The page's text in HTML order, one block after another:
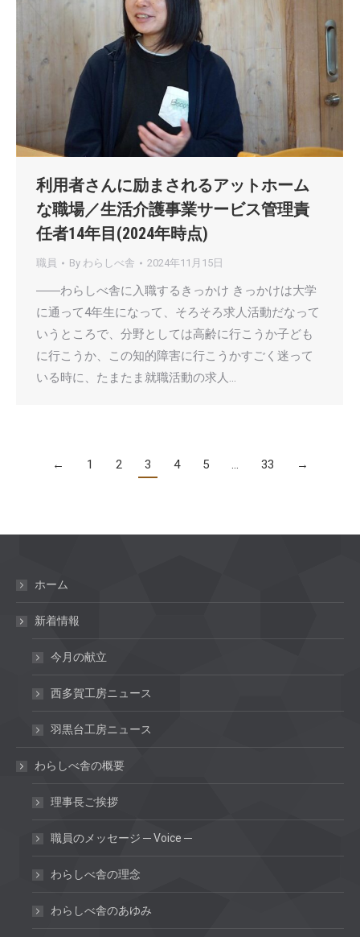
利用者さんに励まされるアットホーム
な職場／生活介護事業サービス管理責
任者14年目(2024年時点)
職員 By わらしべ舎 2024年11月15日
――わらしべ舎に入職するきっかけ きっかけは大学
に通って4年生になって、そろそろ求人活動だなって
いうところで、分野としては高齢に行こうか子ども
に行こうか、この知的障害に行こうかすごく迷って
いる時に、たまたま就職活動の求人…
← 1 2 3 4 5 … 33 →
ホーム
新着情報
今月の献立
西多賀工房ニュース
羽黒台工房ニュース
わらしべ舎の概要
理事長ご挨拶
職員のメッセージ ─ Voice ─
わらしべ舎の理念
わらしべ舎のあゆみ